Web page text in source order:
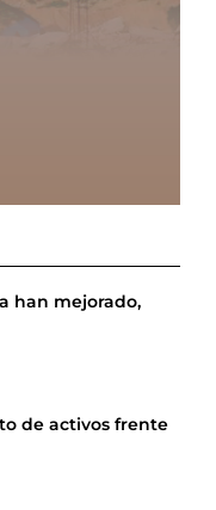
han mejorado,
de activos frente